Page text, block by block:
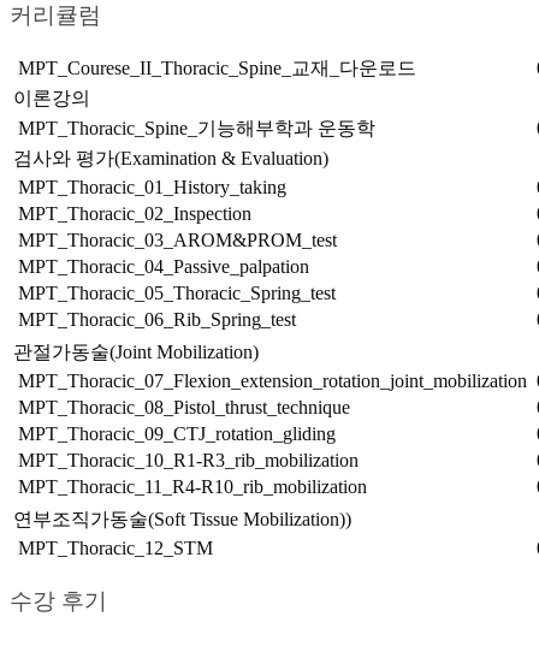
커리큘럼
MPT_Courese_II_Thoracic_Spine_교재_다운로드
이론강의
MPT_Thoracic_Spine_기능해부학과 운동학
검사와 평가(Examination & Evaluation)
MPT_Thoracic_01_History_taking
MPT_Thoracic_02_Inspection
MPT_Thoracic_03_AROM&PROM_test
MPT_Thoracic_04_Passive_palpation
MPT_Thoracic_05_Thoracic_Spring_test
MPT_Thoracic_06_Rib_Spring_test
관절가동술(Joint Mobilization)
MPT_Thoracic_07_Flexion_extension_rotation_joint_mobilization
MPT_Thoracic_08_Pistol_thrust_technique
MPT_Thoracic_09_CTJ_rotation_gliding
MPT_Thoracic_10_R1-R3_rib_mobilization
MPT_Thoracic_11_R4-R10_rib_mobilization
연부조직가동술(Soft Tissue Mobilization))
MPT_Thoracic_12_STM
수강 후기